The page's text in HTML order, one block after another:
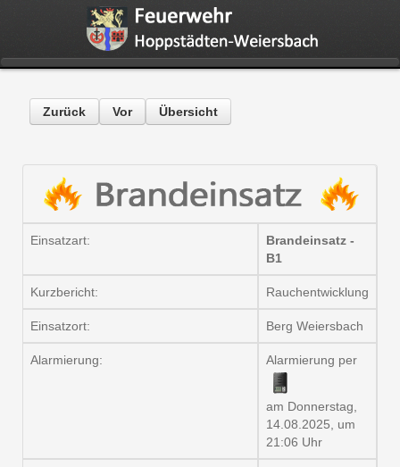
Zurück Vor Übersicht
Einsatzart:
Brandeinsatz -
B1
Kurzbericht: Rauchentwicklung
Einsatzort: Berg Weiersbach
Alarmierung: Alarmierung per
am Donnerstag,
14.08.2025, um
21:06 Uhr